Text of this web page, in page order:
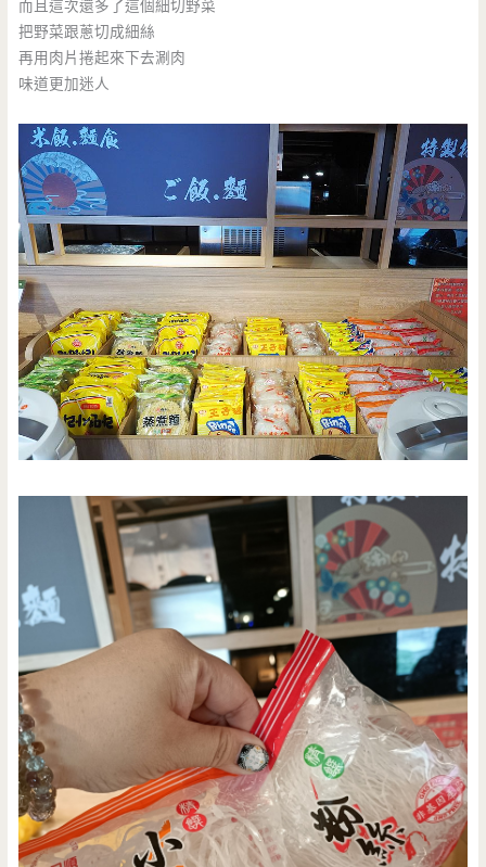
而且這次還多了這個細切野菜
把野菜跟蔥切成細絲
再用肉片捲起來下去涮肉
味道更加迷人